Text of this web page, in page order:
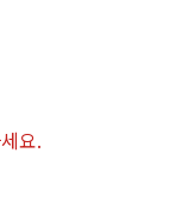
요.